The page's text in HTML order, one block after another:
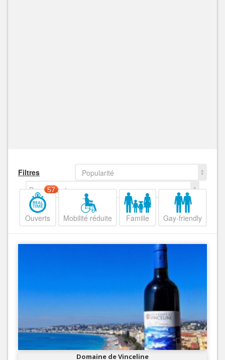
Filtres
Popularité
Decroissant
Ouverts
57
Mobilité réduite Famille Gay-friendly
Domaine de Vinceline